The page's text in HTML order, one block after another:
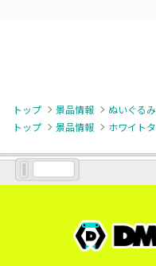
トップ 景品情報 ぬいぐるみ
トップ
景品情報